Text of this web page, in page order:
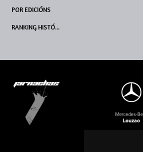
POR EDICIÓNS
RANKING HISTÓRICO